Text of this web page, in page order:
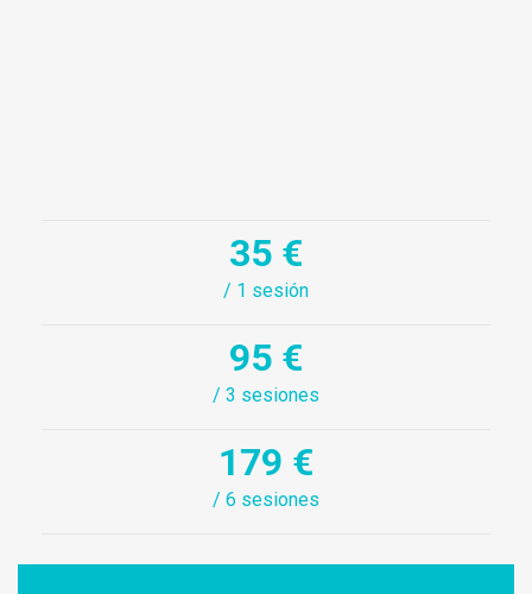
35 €
/ 1 sesión
95 €
/ 3 sesiones
179 €
/ 6 sesiones